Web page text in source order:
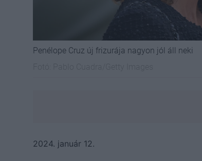
Penélope Cruz új frizurája nagyon jól áll neki
2024. január 12.